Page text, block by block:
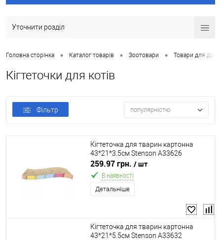
Уточнити розділ
Головна сторінка • Каталог товарів • Зоотовари • Товари для
Кігтеточки для котів
Фільтр популярністю
Кігтеточка для тварин картонна
43*21*3.5см Stenson A33626
259.97 грн. / шт
В наявності
Детальніше
Кігтеточка для тварин картонна
43*21*5.5см Stenson A33632